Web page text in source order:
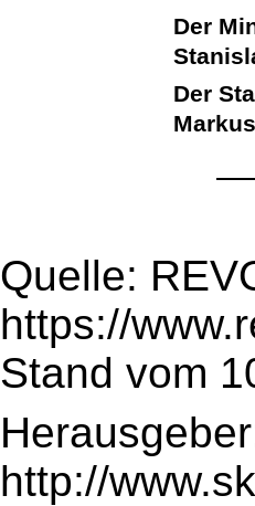
Der
Der
Quelle:
https://
Stand vom
http://